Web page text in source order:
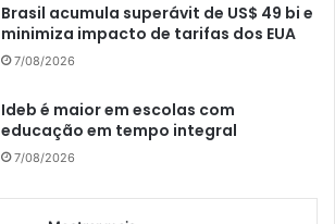
Brasil acumula superávit de US$ 49 bi e
minimiza impacto de tarifas dos EUA
7/08/2026
Ideb é maior em escolas com
educação em tempo integral
7/08/2026